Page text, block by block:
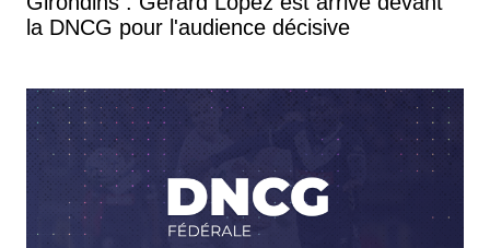
la DNCG pour l'audience décisive